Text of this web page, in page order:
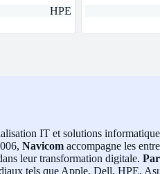
HPE
IT et solutions
Navicom accompagne les
leur transformation digitale.
tels que Apple, Dell, HPE,